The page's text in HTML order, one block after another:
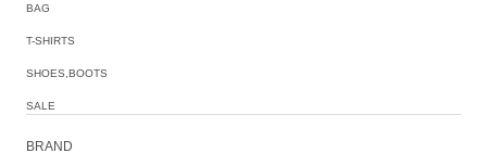
BAG
T-SHIRTS
SHOES,BOOTS
SALE
BRAND